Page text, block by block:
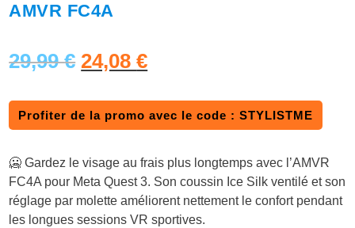
AMVR FC4A
29,99€ L
p
i
x
24,08€L
p
i
x
Profiter de la promo avec le code : STYLISTME
🥶 Gardez le visage au frais plus longtemps avec l’AMVR
FC4A pour Meta Quest 3. Son coussin Ice Silk ventilé et son
réglage par molette améliorent nettement le confort pendant
les longues sessions VR sportives.